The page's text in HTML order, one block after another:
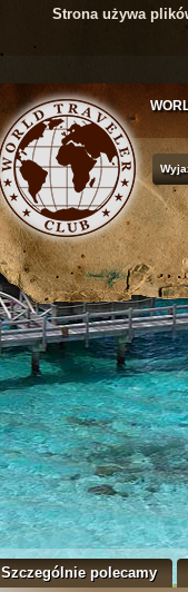
Strona używa
Szczególnie polecamy